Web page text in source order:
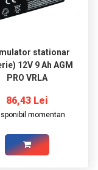
stationar
Ah AGM
PRO VRLA
86,43 Lei
momentan